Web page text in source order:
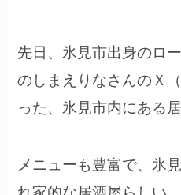
先日、氷見市出身のロ
のしまえりなさんのＸ
った、氷見市内にある
メニューも豊富で、氷